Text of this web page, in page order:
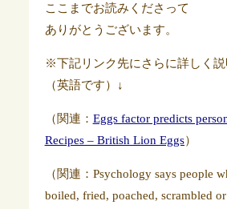
ここまでお読みくださって
ありがとうございます。
※下記リンク先にさらに詳しく
（英語です）↓
（関連： Eggs factor predicts
Recipes – British Lion Eggs）
（関連：Psychology says people
boiled, fried, poached, scrambled or